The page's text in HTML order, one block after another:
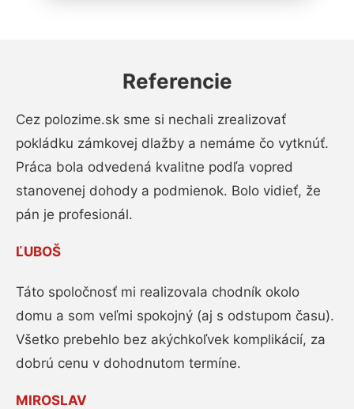
Referencie
Cez polozime.sk sme si nechali zrealizovať
pokládku zámkovej dlažby a nemáme čo vytknúť.
Práca bola odvedená kvalitne podľa vopred
stanovenej dohody a podmienok. Bolo vidieť, že
pán je profesionál.
ĽUBOŠ
Táto spoločnosť mi realizovala chodník okolo
domu a som veľmi spokojný (aj s odstupom času).
Všetko prebehlo bez akýchkoľvek komplikácií, za
dobrú cenu v dohodnutom termíne.
MIROSLAV